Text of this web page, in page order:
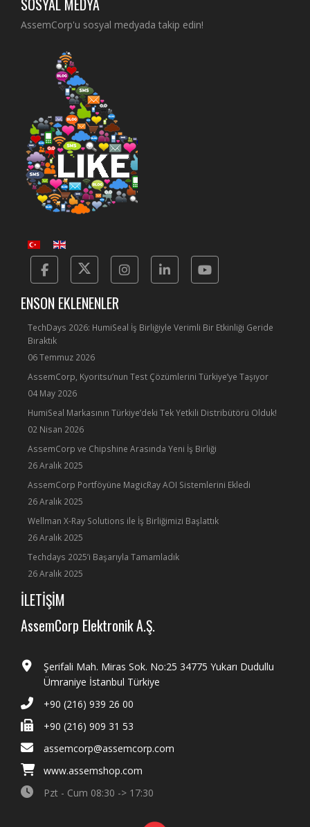
AssemCorp'u sosyal medyada takip edin!
FacebookTwitterInstagramLinkedinYotube
ENSON EKLENENLER
TechDays 2026: HumiSeal İş Birliğiyle Verimli Bir Etkinliği Geride
Bıraktık
06 Temmuz 2026
AssemCorp, Kyoritsu’nun Test Çözümlerini Türkiye’ye Taşıyor
04 May 2026
HumiSeal Markasının Türkiye’deki Tek Yetkili Distribütörü Olduk!
02 Nisan 2026
AssemCorp ve Chipshine Arasında Yeni İş Birliği
26 Aralık 2025
AssemCorp Portföyüne MagicRay AOI Sistemlerini Ekledi
26 Aralık 2025
Wellman X-Ray Solutions ile İş Birliğimizi Başlattık
26 Aralık 2025
Techdays 2025’i Başarıyla Tamamladık
26 Aralık 2025
İLETİŞİM
AssemCorp Elektronik A.Ş.
Şerifali Mah. Miras Sok. No:25 34775 Yukarı Dudullu
Ümraniye İstanbul Türkiye
+90 (216) 939 26 00
+90 (216) 909 31 53
assemcorp@assemcorp.com
www.assemshop.com
Pzt - Cum 08:30 -> 17:30